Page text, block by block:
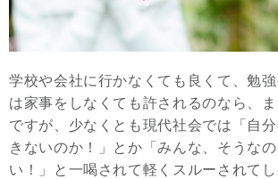
学校や会社に行かなくても良くて、勉
は家事をしなくても許されるのなら、
ですが、少なくとも現代社会では「自
きないのか！」とか「みんな、そうな
い！」と一喝されて軽くスルーされて